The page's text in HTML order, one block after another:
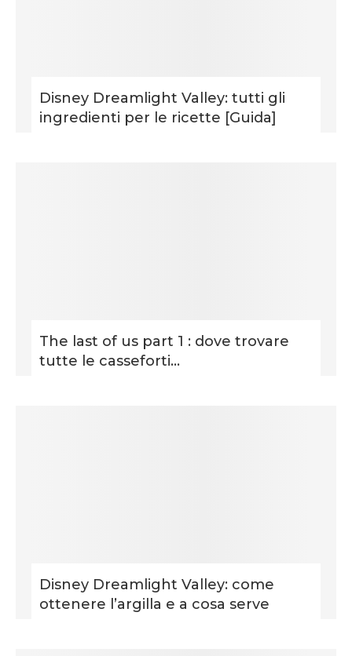
Disney Dreamlight Valley: tutti gli
ingredienti per le ricette [Guida]
The last of us part 1 : dove trovare
tutte le casseforti...
Disney Dreamlight Valley: come
ottenere l’argilla e a cosa serve